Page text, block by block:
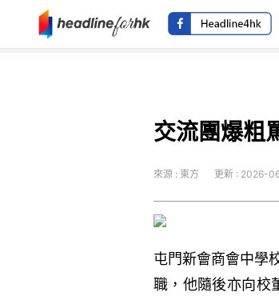
交流團爆粗
來源 : 東方 更新 : 2026-
屯門新會商會中學
職，他隨後亦向校